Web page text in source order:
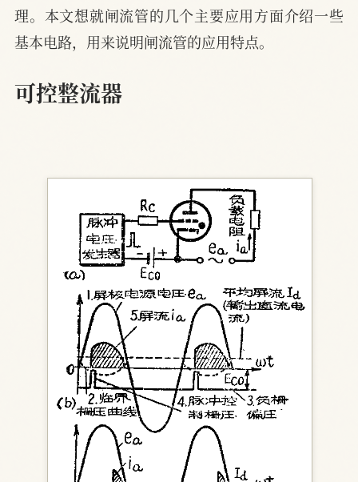
理。本文想就闸流管的几个主要应用方面介绍一些
基本电路，用来说明闸流管的应用特点。
可控整流器